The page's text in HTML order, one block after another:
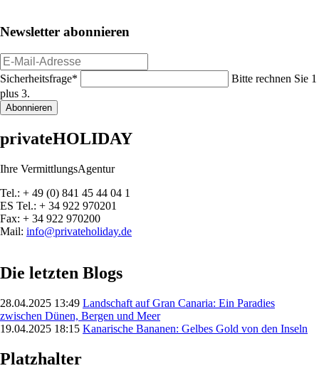
Newsletter abonnieren
E-
Mail-
Adresse
Pflichtfeld
Sicherheitsfrage*
Bitte rechnen Sie 1
plus 3.
Abonnieren
privateHOLIDAY
Ihre VermittlungsAgentur
Tel.: + 49 (0) 841 45 44 04 1
ES Tel.: + 34 922 970201
Fax: + 34 922 970200
Mail: info@privateholiday.de
Die letzten Blogs
28.04.2025 13:49 Landschaft auf Gran Canaria: Ein Paradies
zwischen Dünen, Bergen und Meer
19.04.2025 18:15 Kanarische Bananen: Gelbes Gold von den Inseln
Platzhalter